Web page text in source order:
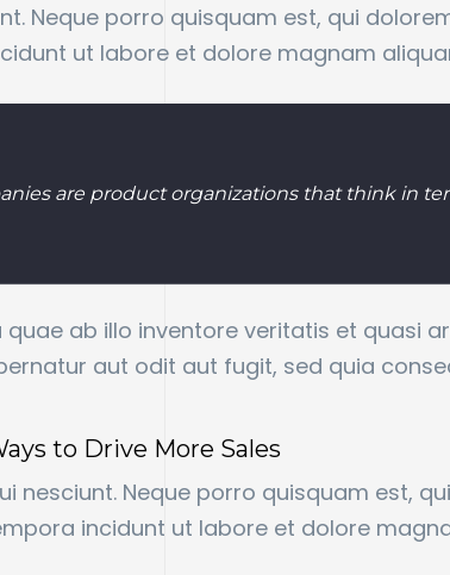
Neque porro quisquam est, qui
ut labore et dolore magnam
are product organizations that think in
ab illo inventore veritatis et quasi
aut odit aut fugit, sed quia
to Drive More Sales
nesciunt. Neque porro quisquam est,
incidunt ut labore et dolore